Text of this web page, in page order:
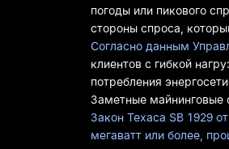
погоды или пикового
стороны спроса,
Согласно данным
клиентов с гибкой
потребления
Заметные майнинговые
Закон Техаса SB 1929
мегаватт или более,